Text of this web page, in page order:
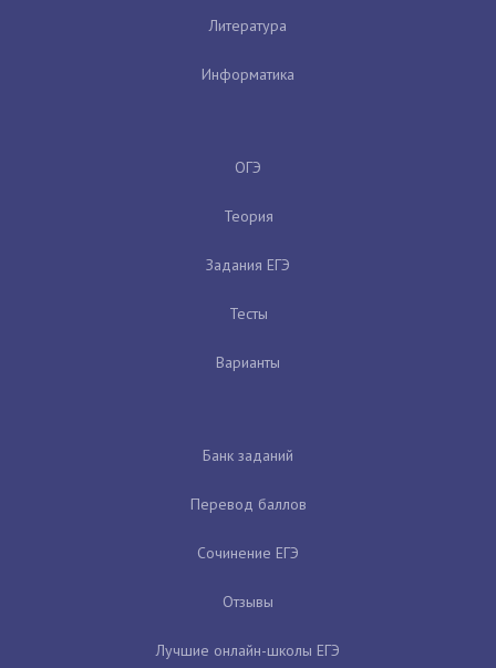
Литература
Информатика
ОГЭ
Теория
Задания ЕГЭ
Тесты
Варианты
Банк заданий
Перевод баллов
Сочинение ЕГЭ
Отзывы
Лучшие онлайн-школы ЕГЭ